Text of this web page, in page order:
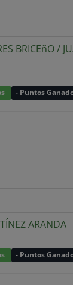
BRICEñO/
- Puntos
ARANDA
- Puntos